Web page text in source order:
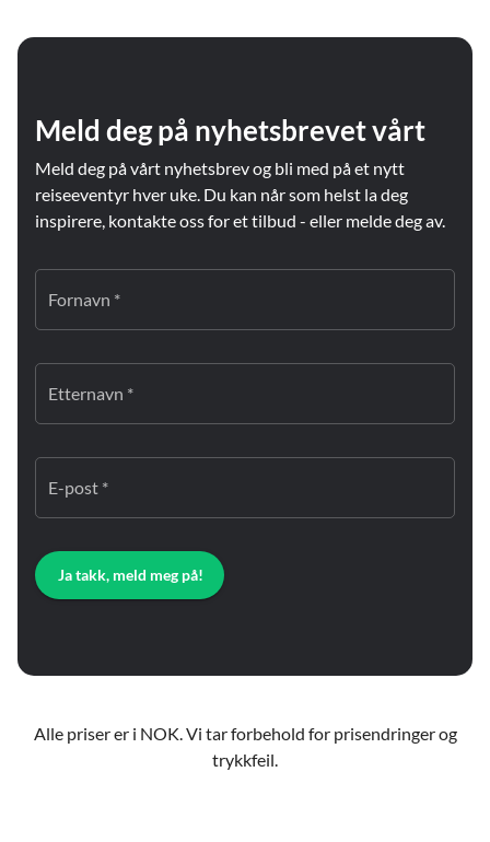
Meld deg på nyhetsbrevet vårt
Meld deg på vårt nyhetsbrev og bli med på et nytt
reiseeventyr hver uke. Du kan når som helst la deg
inspirere, kontakte oss for et tilbud - eller melde deg av.
Fornavn *
Etternavn *
E-post *
Ja takk, meld meg på!
Alle priser er i NOK. Vi tar forbehold for prisendringer og
trykkfeil.